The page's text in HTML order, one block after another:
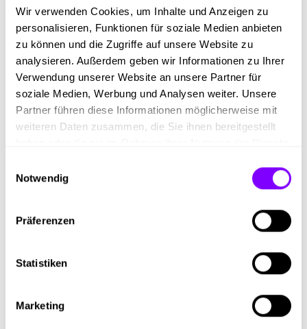
Wir verwenden Cookies, um Inhalte und Anzeigen zu
personalisieren, Funktionen für soziale Medien anbieten
zu können und die Zugriffe auf unsere Website zu
analysieren. Außerdem geben wir Informationen zu Ihrer
Verwendung unserer Website an unsere Partner für
soziale Medien, Werbung und Analysen weiter. Unsere
Partner führen diese Informationen möglicherweise mit
weiteren Daten zusammen, die Sie ihnen bereitgestellt
Notwendig
Präferenzen
Statistiken
Marketing
Ein weiteres Ausbildungsmodell ist die „Lehre mit
Matura", welches wir den Lehrlingen ebenso
ermöglichen und dabei bestmöglich unterstützen.
Lerne von den Besten und werde selbst eine/r der
Besten. Wir bieten dir die Möglichkeit dazu.
- Einen erfolgreichen Pflichtschulabschluss
- Technisches Interesse und handwerkliches Geschick
- Freude an der Arbeit im Team
Haben wir dein Interesse geweckt? Dann sende uns